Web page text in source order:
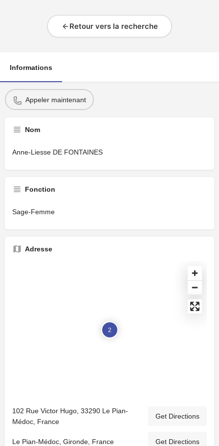
Retour vers la recherche
Informations
Appeler maintenant
Nom
Anne-Liesse DE FONTAINES
Fonction
Sage-Femme
Adresse
2
102 Rue Victor Hugo, 33290 Le Pian-
Médoc, France
Get Directions
Le Pian-Médoc, Gironde, France Get Directions